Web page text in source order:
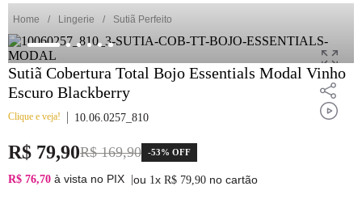
1 calcinha
2 sutiã
3 camisola
4 calcinha algodão
5 sutiã calcinha
6 algodão
Lingerie Sutiã Perfeito
Sutiã Cobertura Total Bojo Essentials Modal Vinho
Escuro Blackberry
Clique e veja! 10.06.0257_810
R$ 79,90R$ 169,90 -53% OFF
R$ 76,70 à vista no PIX ou 1x R$ 79,90 no cartão